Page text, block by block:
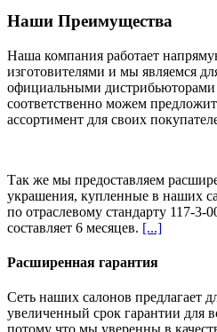
Наши Преимущества
Наша компания работает
изготовителями и мы являемся
официальными
соответственно можем
ассортимент для своих
Так же мы предоставляем
украшения, купленные в наших
по отраслевому стандарту 117-3-
составляет 6 месяцев. [...]
Расширенная гарантия
Сеть наших салонов предлагает
увеличенный срок гарантии для